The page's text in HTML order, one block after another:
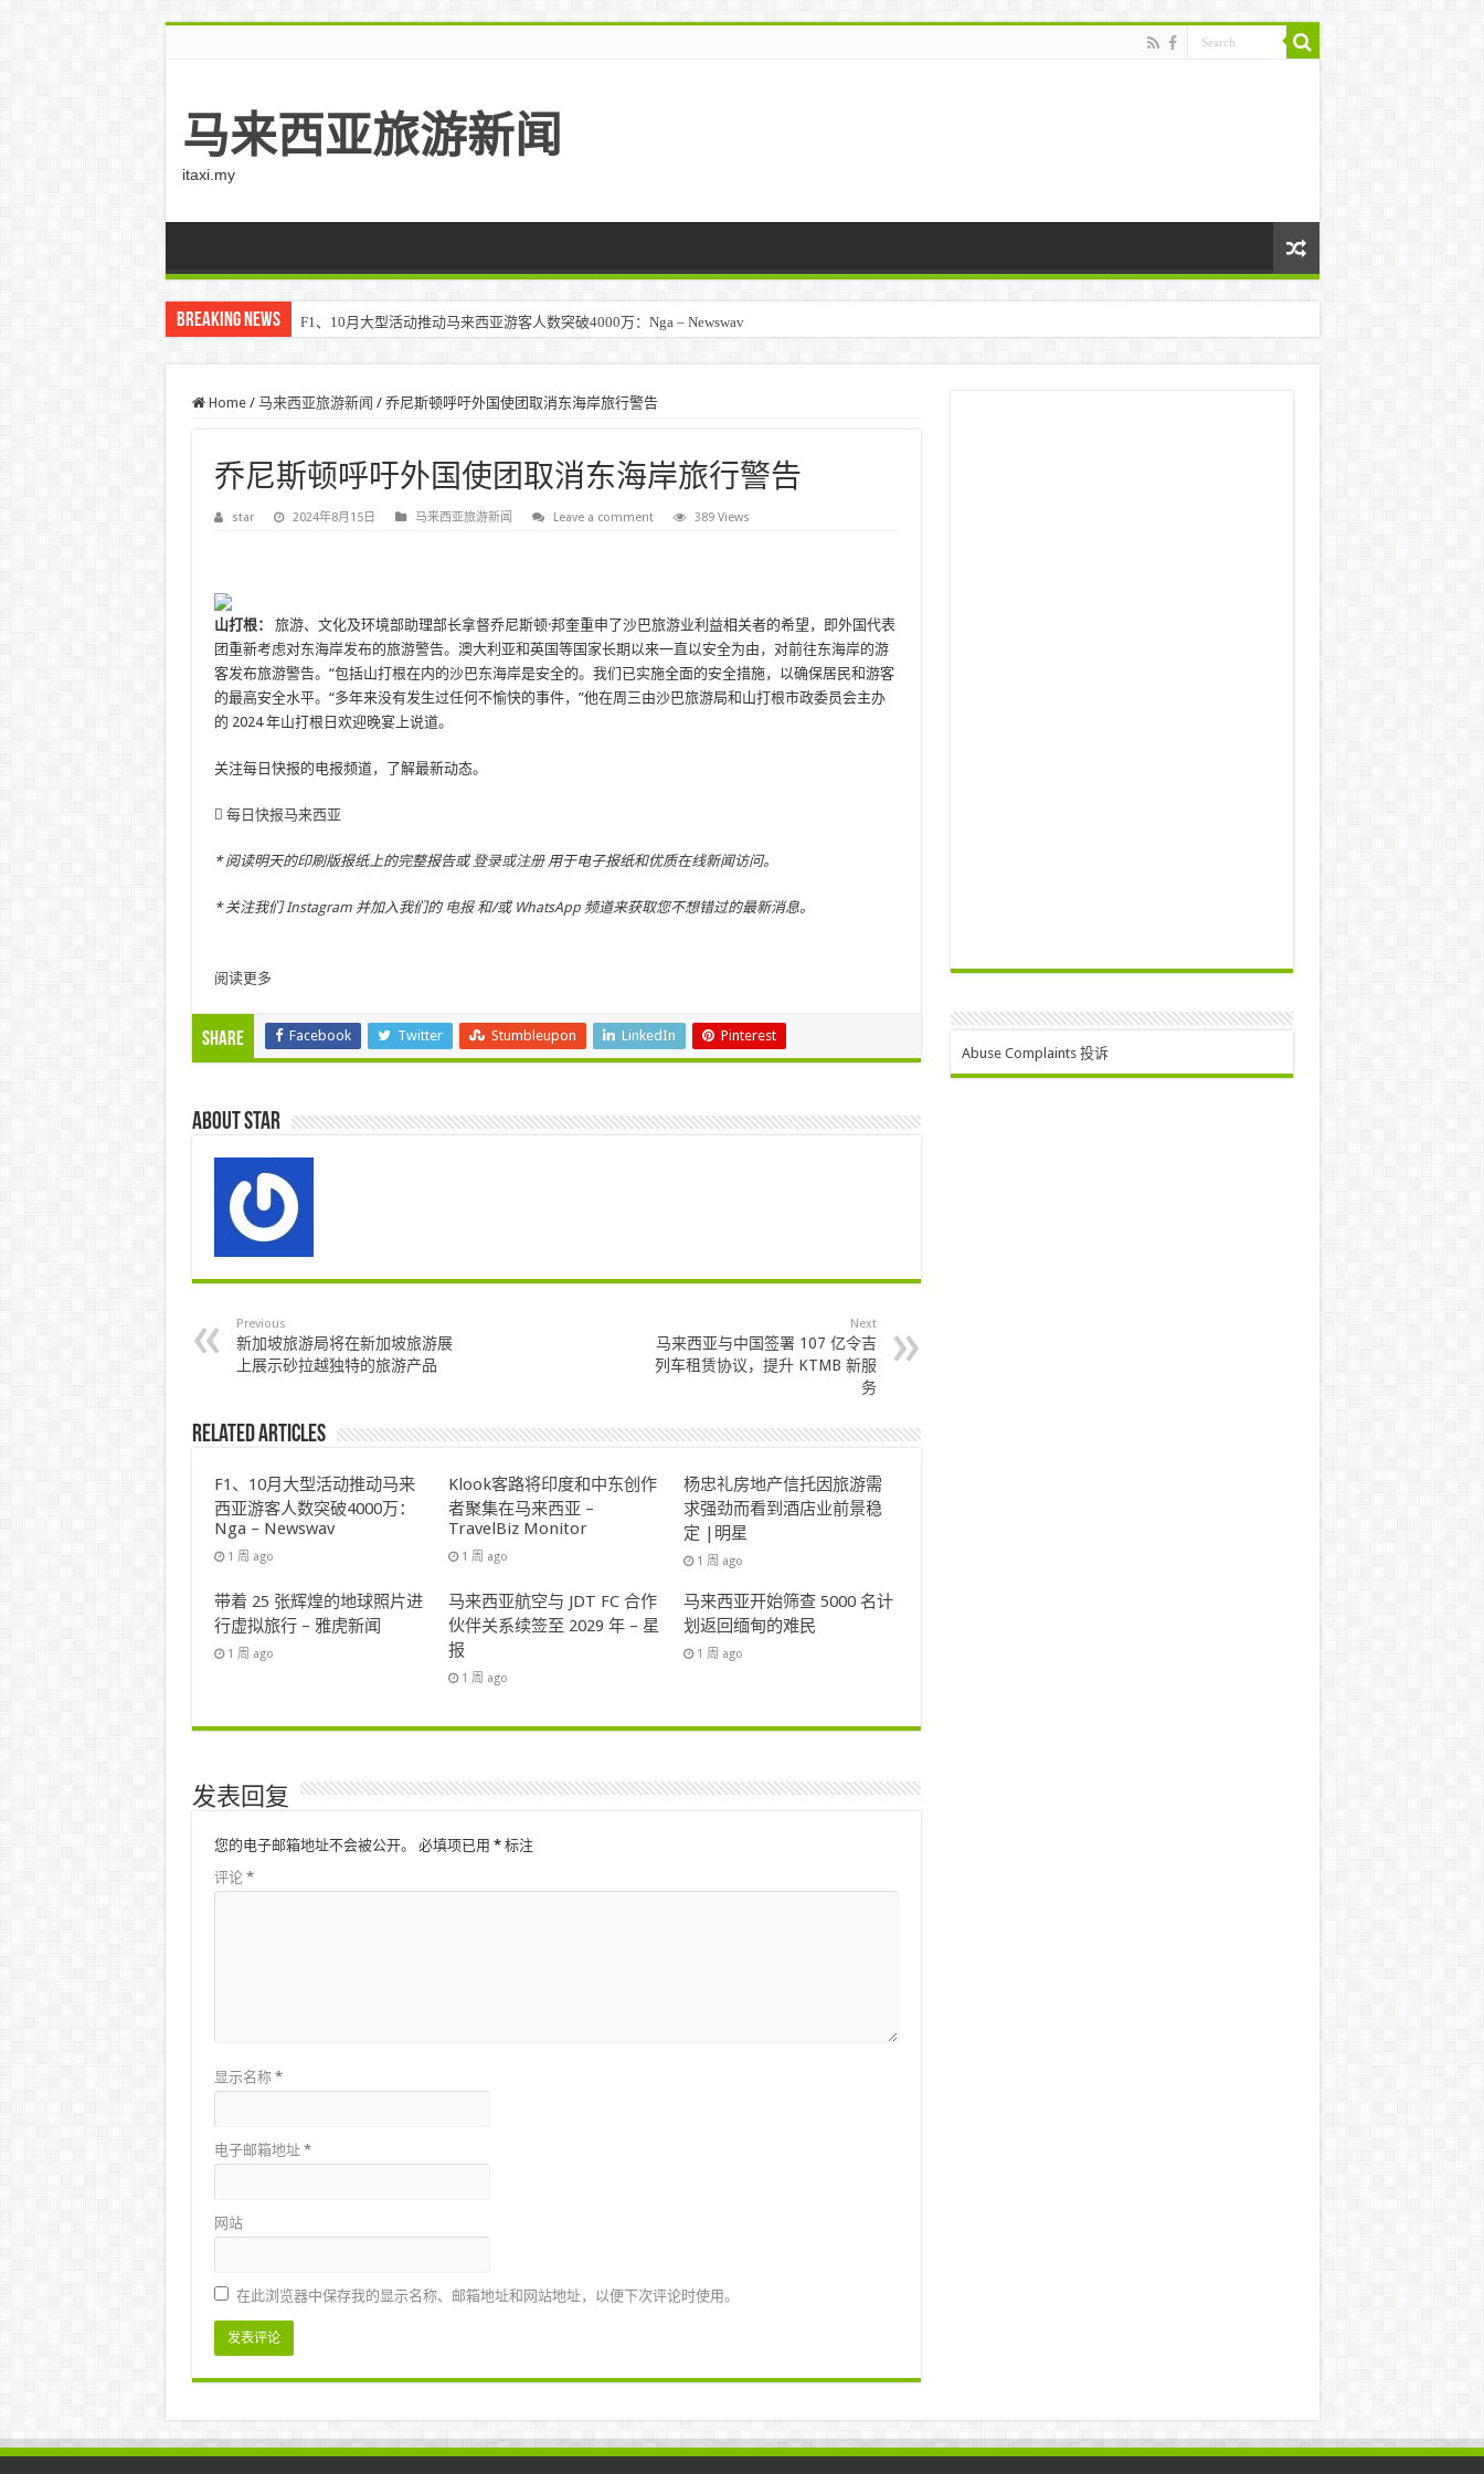
马来西亚旅游新闻
itaxi.my
Breaking News F1、10月大型活动推动马来西亚游客人数突破4000万：Nga – Newswav
Home / 马来西亚旅游新闻 / 乔尼斯顿呼吁外国使团取消东海岸旅行警告
乔尼斯顿呼吁外国使团取消东海岸旅行警告
star 2024年8月15日 马来西亚旅游新闻 Leave a comment 389 Views
山打根：
旅游、文化及环境部助理部长拿督乔尼斯顿·邦奎重申了沙巴旅游业利益相关者的希望，即外国代表
团重新考虑对东海岸发布的旅游警告。澳大利亚和英国等国家长期以来一直以安全为由，对前往东海岸的游
客发布旅游警告。“包括山打根在内的沙巴东海岸是安全的。我们已实施全面的安全措施，以确保居民和游客
的最高安全水平。“多年来没有发生过任何不愉快的事件，”他在周三由沙巴旅游局和山打根市政委员会主办
的 2024 年山打根日欢迎晚宴上说道。
关注每日快报的电报频道，了解最新动态。
每日快报马来西亚
* 阅读明天的印刷版报纸上的完整报告或 登录或注册用于电子报纸和优质在线新闻访问。
* 关注我们Instagram并加入我们的 电报和/或 WhatsApp频道来获取您不想错过的最新消息。
阅读更多
Share Facebook Twitter Stumbleupon LinkedIn Pinterest
About star
Previous
新加坡旅游局将在新加坡旅游展
上展示砂拉越独特的旅游产品
Next
马来西亚与中国签署 107 亿令吉
列车租赁协议，提升 KTMB 新服
务
Related Articles
F1、10月大型活动推动马来
西亚游客人数突破4000万：
Nga – Newswav
1 周 ago
Klook客路将印度和中东创作
者聚集在马来西亚 –
TravelBiz Monitor
1 周 ago
杨忠礼房地产信托因旅游需
求强劲而看到酒店业前景稳
定 |明星
1 周 ago
带着 25 张辉煌的地球照片进
行虚拟旅行 – 雅虎新闻
1 周 ago
马来西亚航空与 JDT FC 合作
伙伴关系续签至 2029 年 – 星
报
1 周 ago
马来西亚开始筛查 5000 名计
划返回缅甸的难民
1 周 ago
发表回复
您的电子邮箱地址不会被公开。 必填项已用 *标注
评论 *
显示名称 *
电子邮箱地址 *
网站
在此浏览器中保存我的显示名称、邮箱地址和网站地址，以便下次评论时使用。
Abuse Complaints 投诉